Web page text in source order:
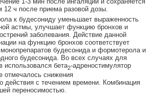
12 ч после приема разовой дозы.
к будесониду уменьшает выраженность
астмы, улучшает функцию бронхов и
заболевания. Действие данной
на функцию бронхов соответствует
будесонида и формотерола и
будесонида. Во всех случаях для
использовался бета2-адреностимулятор
отмечалось снижения
действия с течением времени. Комбинация
переносимостью.